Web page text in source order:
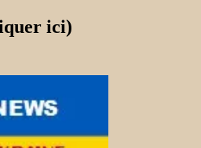
ici)